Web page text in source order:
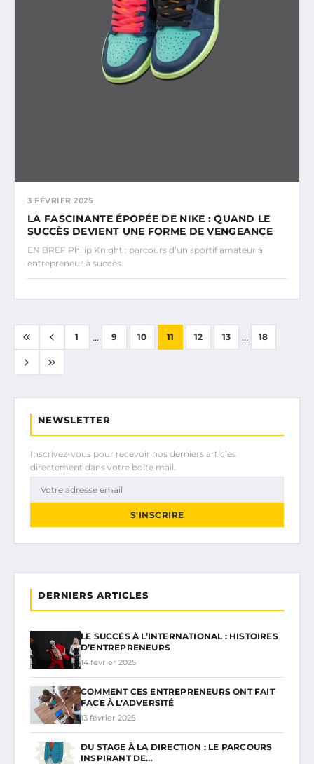
3 FÉVRIER 2025
LA FASCINANTE ÉPOPÉE DE NIKE : QUAND LE
SUCCÈS DEVIENT UNE FORME DE VENGEANCE
EN BREF Philip Knight : parcours d’un sportif amateur à
entrepreneur à succès.
1 ... 9 10 11 12 13 ... 18
NEWSLETTER
Inscrivez-vous pour recevoir nos derniers articles
directement dans votre boîte mail.
S'INSCRIRE
DERNIERS ARTICLES
LE SUCCÈS À L’INTERNATIONAL : HISTOIRES
D’ENTREPRENEURS
14 février 2025
COMMENT CES ENTREPRENEURS ONT FAIT
FACE À L’ADVERSITÉ
13 février 2025
DU STAGE À LA DIRECTION : LE PARCOURS
INSPIRANT DE…